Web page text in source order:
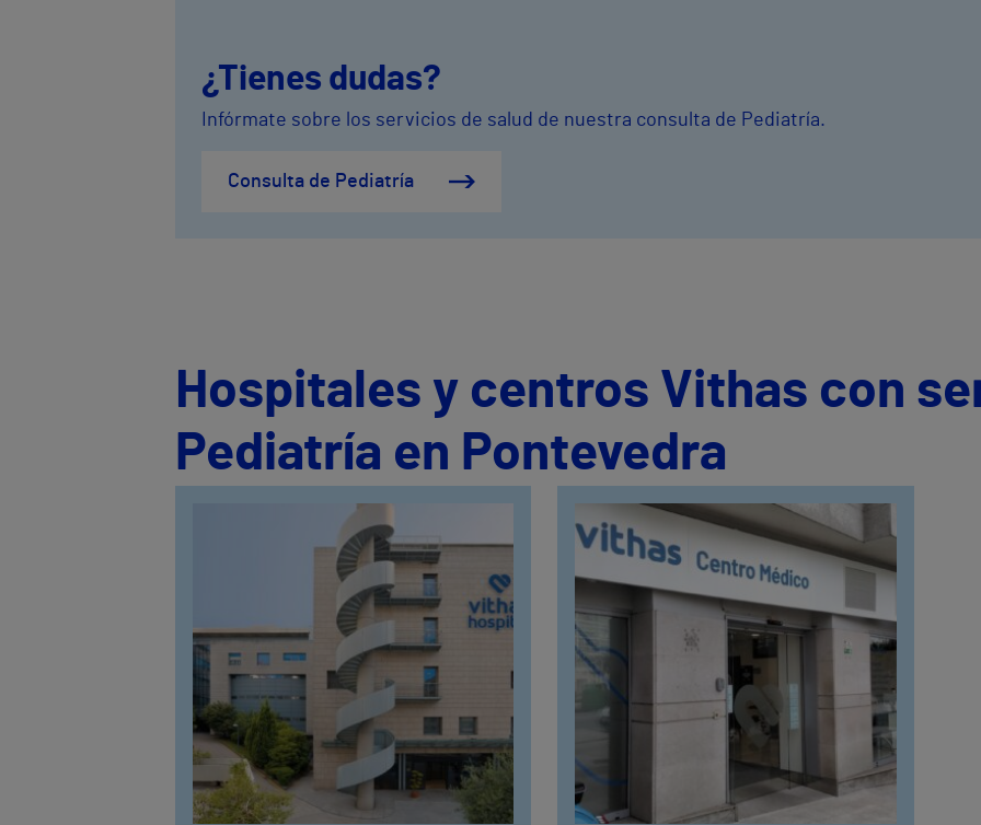
¿Tienes dudas?
Infórmate sobre los servicios de salud de nuestra consulta de Pediatría.
Consulta de Pediatría
Hospitales y centros Vithas con
Pediatría en Pontevedra